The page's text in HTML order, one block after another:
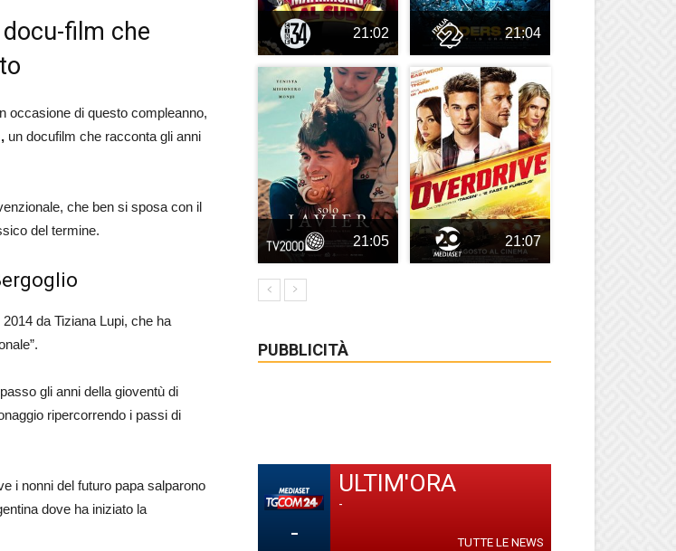
film che
occasione di questo compleanno,
un docufilm che racconta gli anni
che ben si sposa con il
del termine.
da Tiziana Lupi, che ha
gli anni della gioventù di
ripercorrendo i passi di
i nonni del futuro papa salparono
dove ha iniziato la
21:02 21:04
21:05 21:07
PUBBLICITÀ
-
ULTIM'ORA
-
TUTTE LE NEWS